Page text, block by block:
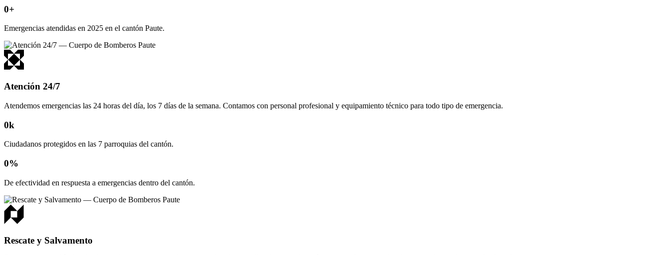
0+
Emergencias atendidas en 2025 en el cantón Paute.
Atención 24/7
Atendemos emergencias las 24 horas del día, los 7 días de la semana. Contamos con personal profesional y equipamiento técnico para todo tipo de emergencia.
0k
Ciudadanos protegidos en las 7 parroquias del cantón.
0%
De efectividad en respuesta a emergencias dentro del cantón.
Rescate y Salvamento